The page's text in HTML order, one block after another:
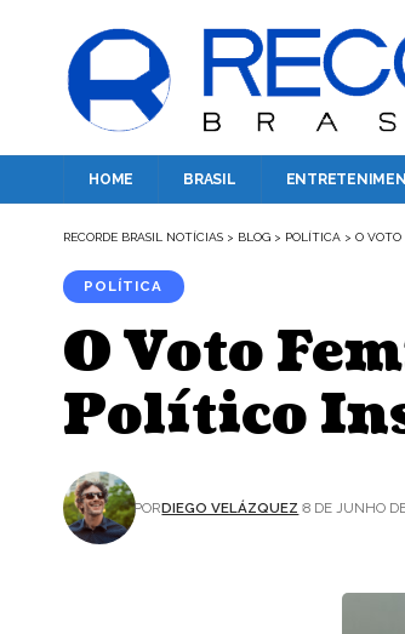
HOME BRASIL
RECORDE BRASIL NOTÍCIAS > BLOG > POLÍTICA > O VOTO
POLÍTICA
O Voto
Político
PORDIEGO VELÁZQUEZ 8 DE JUNHO